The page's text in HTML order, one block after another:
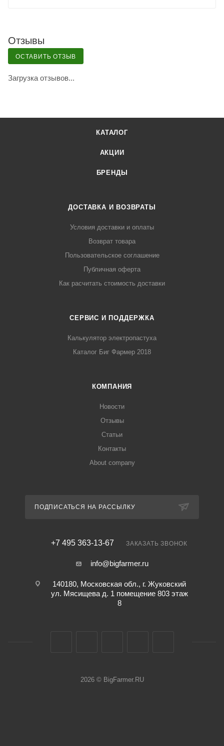
Отзывы
ОСТАВИТЬ ОТЗЫВ
Загрузка отзывов...
КАТАЛОГ
АКЦИИ
БРЕНДЫ
ДОСТАВКА И ВОЗВРАТЫ
Условия доставки и оплаты
Возврат товара
Пользовательское соглашение
Публичная оферта
Как расчитать стоимость доставки
СЕРВИС И ПОДДЕРЖКА
Калькулятор электропастуха
Каталог Биг Фармер 2018
КОМПАНИЯ
Новости
Отзывы
Статьи
Контакты
About company
ПОДПИСАТЬСЯ НА РАССЫЛКУ
+7 495 363-13-67 ЗАКАЗАТЬ ЗВОНОК
info@bigfarmer.ru
140180, Московская обл., г. Жуковский
ул. Мясищева д. 1 помещение 803 этаж
8
2026 © BigFarmer.RU